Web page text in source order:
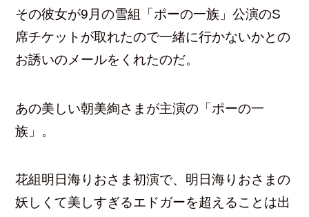
その彼女が9月の雪組「ポーの一族」公演のS
席チケットが取れたので一緒に行かないかとの
お誘いのメールをくれたのだ。
あの美しい朝美絢さまが主演の「ポーの一
族」。
花組明日海りおさま初演で、明日海りおさまの
妖しくて美しすぎるエドガーを超えることは出